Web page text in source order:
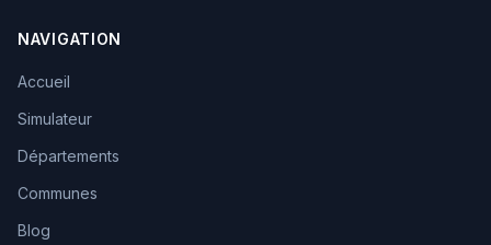
NAVIGATION
Accueil
Simulateur
Départements
Communes
Blog